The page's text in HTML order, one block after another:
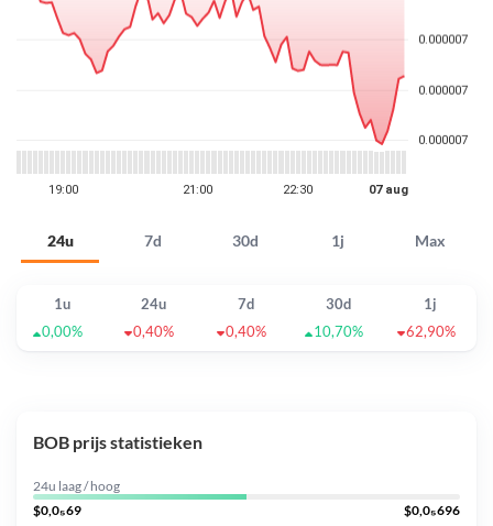
24u 7d 30d 1j Max
1u 24u 7d 30d
1j
0,00%
0,40% 0,40% 10,70% 62,90%
BOB prijs statistieken
24u laag / hoog
$0,0₅69
$0,0₅696